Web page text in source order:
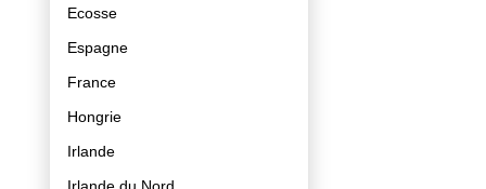
Ecosse
Espagne
France
Hongrie
Irlande
Irlande du Nord